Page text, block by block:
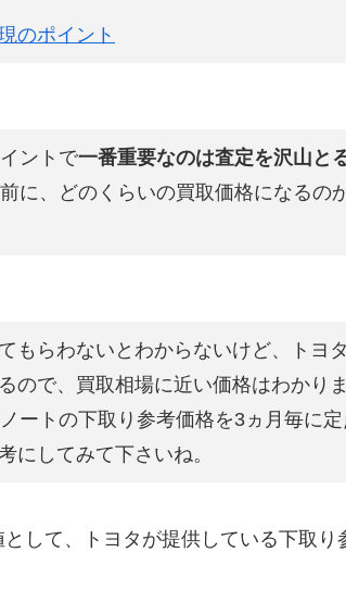
のポイント
ントで一番重要なのは査定を沢山と
に、どのくらいの買取価格になるの
もらわないとわからないけど、トヨ
ので、買取相場に近い価格はわかり
ートの下取り参考価格を3ヵ月毎に
にしてみて下さいね。
して、トヨタが提供している下取り